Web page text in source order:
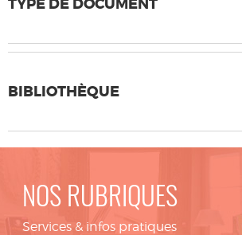
TYPE DE DOCUMENT
BIBLIOTHÈQUE
NOS RUBRIQUES
Services & infos pratiques